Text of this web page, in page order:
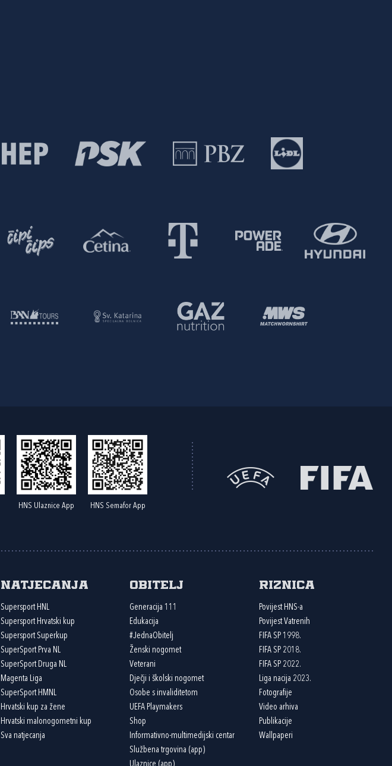
HNS Ulaznice App HNS Semafor App
Natjecanja
Supersport HNL
Supersport Hrvatski kup
Supersport Superkup
SuperSport Prva NL
SuperSport Druga NL
Magenta Liga
SuperSport HMNL
Hrvatski kup za žene
Hrvatski malonogometni kup
Sva natjecanja
Obitelj
Generacija 111
Edukacija
#JednaObitelj
Ženski nogomet
Veterani
Dječji i školski nogomet
Osobe s invaliditetom
UEFA Playmakers
Shop
Informativno-multimedijski centar
Službena trgovina (app)
Riznica
Povijest HNS-a
Povijest Vatrenih
FIFA SP 1998.
FIFA SP 2018.
FIFA SP 2022.
Liga nacija 2023.
Fotografije
Video arhiva
Publikacije
Wallpaperi